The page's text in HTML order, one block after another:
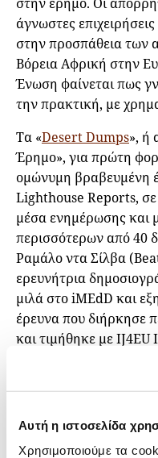
Αυτή η ιστοσελίδα
Χρησιμοποιούμε τα
άγνωστες
στην προσπάθεια των
Βόρεια Αφρική στην
Ένωση φαίνεται πως
την πρακτική, με
Τα «Desert Dumps», ή
Έρημο», για πρώτη
ομώνυμη βραβευμένη
Lighthouse Reports,
μέσα ενημέρωσης και
περισσότερων από 40
Ραμάλο ντα Σίλβα
ερευνήτρια
μιλά στο iMEdD και
έρευνα που διήρκησε
και τιμήθηκε με
, η οποία
και του Διεθνούς